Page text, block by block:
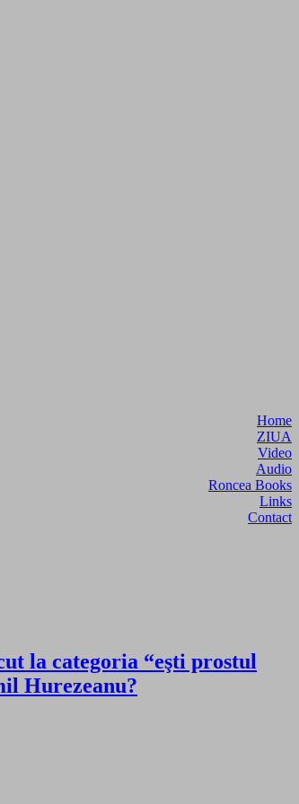
Home
ZIUA
Video
Audio
Roncea Books
Links
Contact
la categoria “eşti prostul
Hurezeanu?